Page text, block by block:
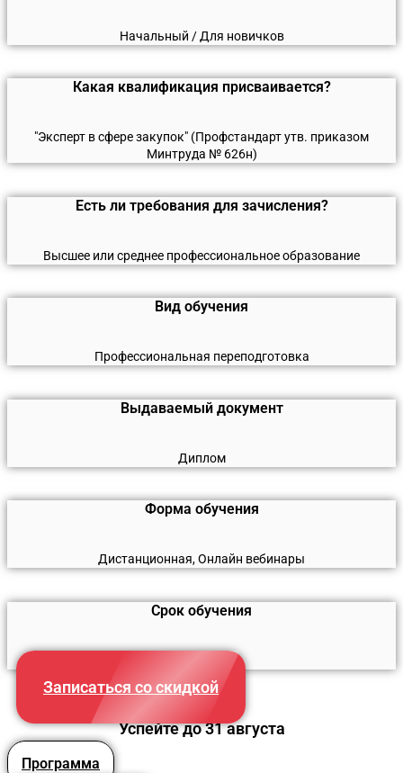
Начальный / Для новичков
Какая квалификация присваивается?
"Эксперт в сфере закупок" (Профстандарт утв. приказом
Минтруда № 626н)
Есть ли требования для зачисления?
Высшее или среднее профессиональное образование
Вид обучения
Профессиональная переподготовка
Выдаваемый документ
Диплом
Форма обучения
Дистанционная, Онлайн вебинары
Срок обучения
Записаться со скидкой
Успейте до 31 августа
Программа